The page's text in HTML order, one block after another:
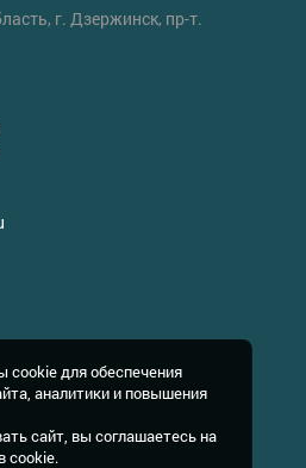
г. Дзержинск, пр-т.
для обеспечения
аналитики и повышения
сайт, вы соглашаетесь на
cookie.